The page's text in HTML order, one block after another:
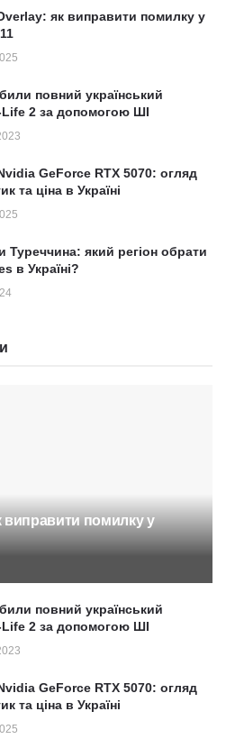
як виправити помилку у
повний український
2 за допомогою ШІ
GeForce RTX 5070: огляд
та ціна в Україні
Туреччина: який регіон обрати
в Україні?
виправити помилку у
повний український
2 за допомогою ШІ
GeForce RTX 5070: огляд
та ціна в Україні